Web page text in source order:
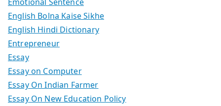
English Bolna Kaise Sikhe
English Hindi Dictionary
Entrepreneur
Essay
Essay on Computer
Essay On Indian Farmer
Essay On New Education Policy